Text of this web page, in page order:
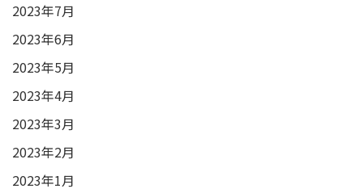
2023年7月
2023年6月
2023年5月
2023年4月
2023年3月
2023年2月
2023年1月